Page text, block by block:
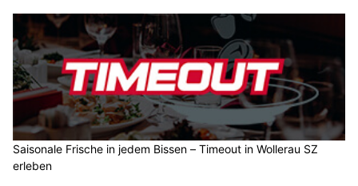
Saisonale Frische in jedem Bissen – Timeout in Wollerau SZ
erleben